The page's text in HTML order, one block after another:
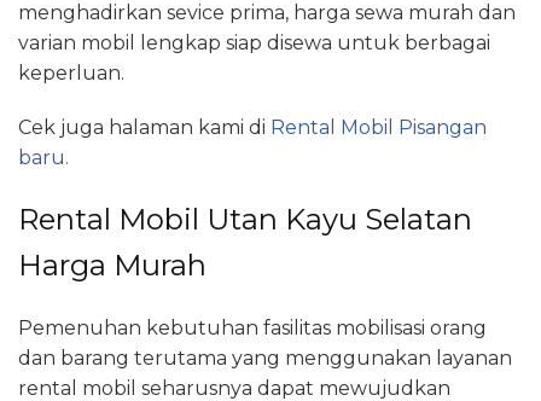
menghadirkan sevice prima, harga sewa murah dan
varian mobil lengkap siap disewa untuk berbagai
keperluan.
Cek juga halaman kami di Rental Mobil Pisangan
baru.
Rental Mobil Utan Kayu Selatan
Harga Murah
Pemenuhan kebutuhan fasilitas mobilisasi orang
dan barang terutama yang menggunakan layanan
rental mobil seharusnya dapat mewujudkan